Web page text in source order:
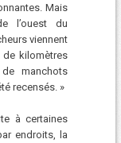
Mais
l’ouest du
viennent
kilomètres
manchots
recensés. »
à certaines
endroits, la